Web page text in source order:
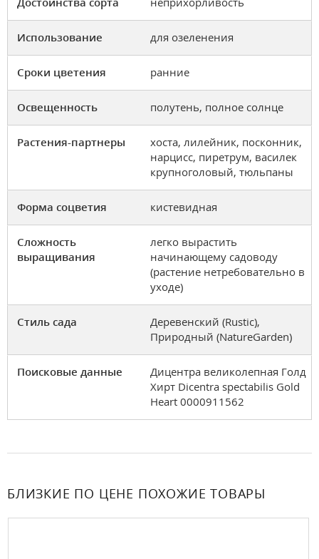
Использование для озеленения
Сроки цветения ранние
Освещенность полутень, полное солнце
Растения-партнеры
хоста, лилейник, посконник,
нарцисс, пиретрум, василек
крупноголовый, тюльпаны
Форма соцветия кистевидная
Сложность
выращивания
легко вырастить
начинающему садоводу
(растение нетребовательно в
уходе)
Стиль сада
Деревенский (Rustic),
Природный (NatureGarden)
Поисковые данные
Дицентра великолепная Голд
Хирт Dicentra spectabilis Gold
Heart 0000911562
БЛИЗКИЕ ПО ЦЕНЕ ПОХОЖИЕ ТОВАРЫ